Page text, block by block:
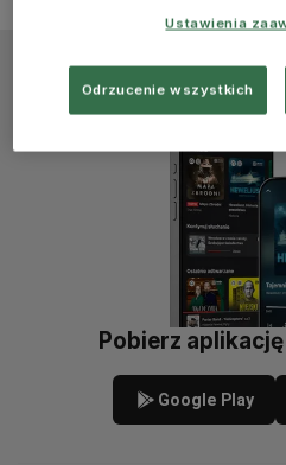
Pobierz
Google Play
Ustawienia
Odrzucenie wszystkich